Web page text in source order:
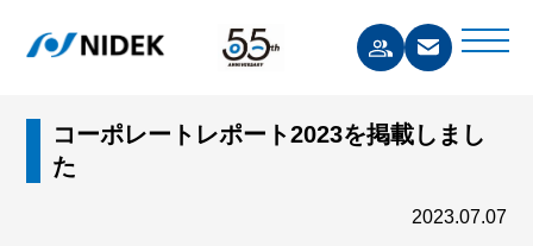
コーポレートレポート2023を掲載しまし
た
2023.07.07